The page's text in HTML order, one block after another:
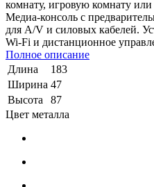
комнату, игровую комнату
Медиа-консоль с
для A/V и силовых кабелей.
Wi-Fi и дистанционное
Полное описание
Длина
183
Ширина 47
Высота
87
Цвет металла